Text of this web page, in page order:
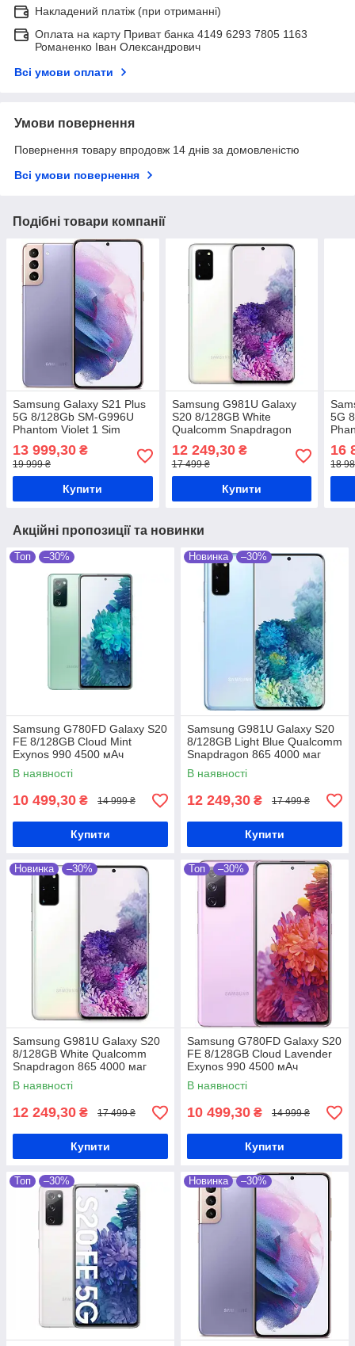
Накладений платіж (при отриманні)
Оплата на карту Приват банка 4149 6293 7805 1163
Романенко Іван Олександрович
Всі умови оплати
Умови повернення
Повернення товару впродовж 14 днів за домовленістю
Всі умови повернення
Подібні товари компанії
Samsung Galaxy S21 Plus
5G 8/128Gb SM-G996U
Phantom Violet 1 Sim
Qualcomm Snapdragon
888 4800 мАг
13 999,30 ₴
19 999 ₴
Купити
Samsung G981U Galaxy
S20 8/128GB White
Qualcomm Snapdragon
865 4000 маг
12 249,30₴
17 499 ₴
Купити
5G
888
16
18
Акційні пропозиції та новинки
Топ –30%
Samsung G780FD Galaxy S20
FE 8/128GB Cloud Mint
Exynos 990 4500 мАч
В наявності
10 499,30 ₴ 14 999 ₴
Купити
Новинка –30%
Samsung G981U Galaxy S20
8/128GB Light Blue Qualcomm
Snapdragon 865 4000 маг
В наявності
12 249,30 ₴ 17 499 ₴
Купити
Новинка –30%
Samsung G981U Galaxy S20
8/128GB White Qualcomm
Snapdragon 865 4000 маг
В наявності
12 249,30 ₴ 17 499 ₴
Купити
Топ –30%
Samsung G780FD Galaxy S20
FE 8/128GB Cloud Lavender
Exynos 990 4500 мАч
В наявності
10 499,30 ₴ 14 999 ₴
Купити
Топ –30% Новинка –30%